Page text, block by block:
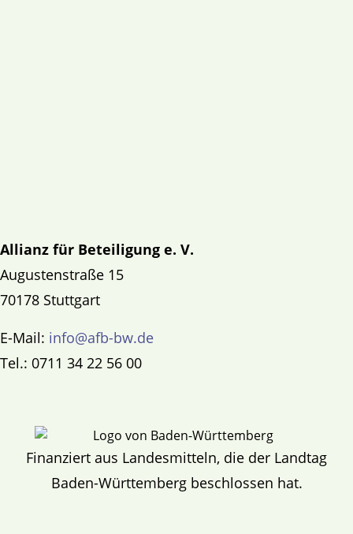
Allianz für Beteiligung e. V.
Augustenstraße 15
70178 Stuttgart
E-Mail: info@afb-bw.de
Tel.: 0711 34 22 56 00
Finanziert aus Landesmitteln, die der Landtag
Baden-Württemberg beschlossen hat.